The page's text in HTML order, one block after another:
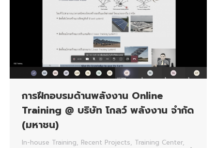
การฝึกอบรมด้านพลังงาน Online
Training @ บริษัท โกลว์ พลังงาน จำกัด
(มหาชน)
In-house Training, Recent Projects, Training Center,